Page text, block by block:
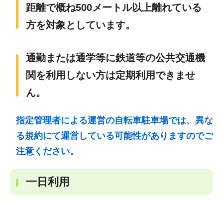
距離で概ね500メートル以上離れている
方を対象としています。
通勤または通学等に鉄道等の公共交通機
関を利用しない方は定期利用できませ
ん。
指定管理者による運営の自転車駐車場では、異な
る規約にて運営している可能性がありますのでご
注意ください。
一日利用